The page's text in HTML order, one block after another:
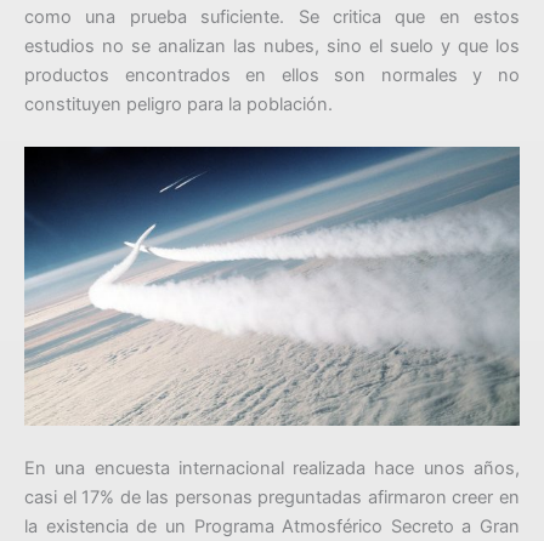
como una prueba suficiente. Se critica que en estos
estudios no se analizan las nubes, sino el suelo y que los
productos encontrados en ellos son normales y no
constituyen peligro para la población.
En una encuesta internacional realizada hace unos años,
casi el 17% de las personas preguntadas afirmaron creer en
la existencia de un Programa Atmosférico Secreto a Gran